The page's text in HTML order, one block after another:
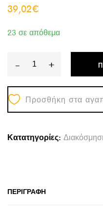
39,02€
23 σε απόθεμα
-
ΕΠΙΤΡΑΠΕΖΙΟ
ΔΙΑΚΟΣΜΗΤΙΚΟ
DEAN
HM4679.02
ΤΕΡΑΚΟΤΑ
AGEL
+
Προσθήκη στα
Κατατηγορίες:
ΠΕΡΙΓΡΑΦΉ